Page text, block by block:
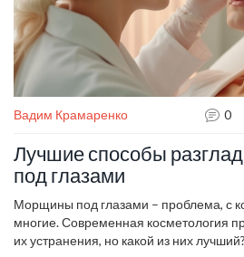
Вадим Крамаренко 0
Лучшие способы
под глазами
Морщины под глазами – проблема, с
многие. Современная косметология
их устранения, но какой из них